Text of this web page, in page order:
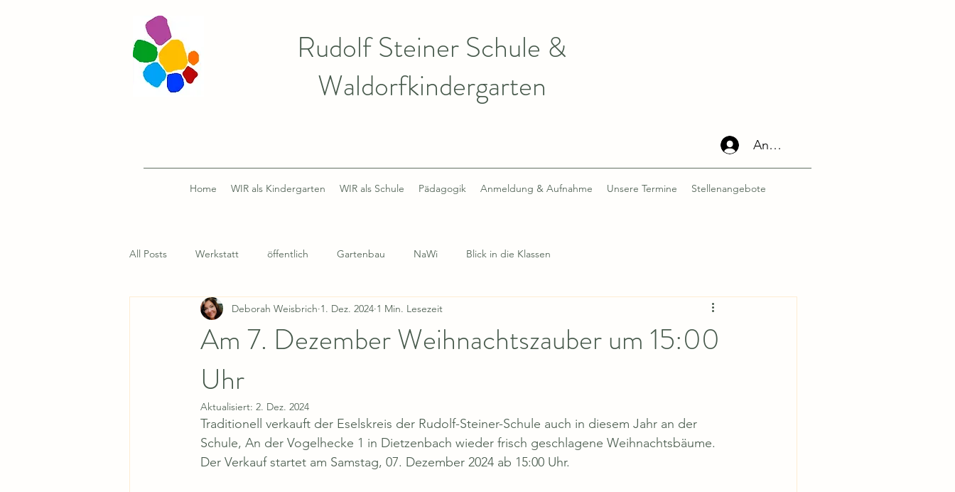
Rudolf Steiner Schule &
Waldorfkindergarten
Anmelden
Home WIR als Kindergarten WIR als Schule Pädagogik Anmeldung & Aufnahme Unsere Termine Stellenangebote
All Posts Werkstatt öffentlich Gartenbau NaWi Blick in die Klassen
Am 7. Dezember Weihnachtszauber um 15:00
Uhr
Deborah Weisbrich 1. Dez. 2024 1 Min. Lesezeit
Aktualisiert: 2. Dez. 2024
Traditionell verkauft der Eselskreis der Rudolf-Steiner-Schule auch in diesem Jahr an der
Schule, An der Vogelhecke 1 in Dietzenbach wieder frisch geschlagene Weihnachtsbäume.
Der Verkauf startet am Samstag, 07. Dezember 2024 ab 15:00 Uhr.